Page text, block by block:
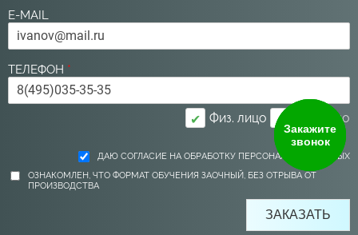
Закажите
звонок
E-MAIL
ТЕЛЕФОН *
✔ Физ. лицо Юр. лицо
ДАЮ СОГЛАСИЕ НА ОБРАБОТКУ ПЕРСОНАЛЬНЫХ ДАННЫХ
ОЗНАКОМЛЕН, ЧТО ФОРМАТ ОБУЧЕНИЯ ЗАОЧНЫЙ, БЕЗ ОТРЫВА ОТ
ПРОИЗВОДСТВА